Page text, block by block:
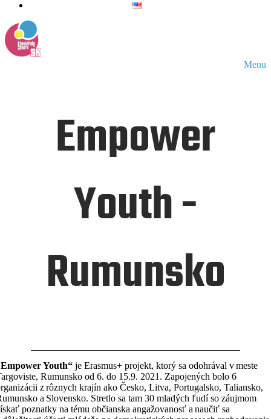
Menu
Empower
Youth -
Rumunsko
Youth“ je Erasmus+ projekt, ktorý sa odohrával v meste
Rumunsko od 6. do 15.9. 2021. Zapojených bolo 6
z rôznych krajín ako Česko, Litva, Portugalsko, Taliansko,
a Slovensko. Stretlo sa tam 30 mladých ľudí so záujmom
poznatky na tému občianska angažovanosť a naučiť sa